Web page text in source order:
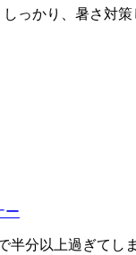
っかり、暑さ対
ー
分以上過ぎてし